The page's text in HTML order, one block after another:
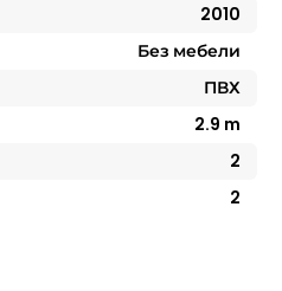
2010
Без мебели
ПВХ
2.9 m
2
2